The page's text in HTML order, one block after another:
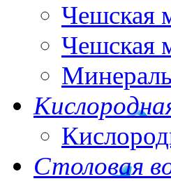
Чешская
Чешская
Столовая